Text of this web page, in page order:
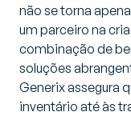
não se torna
um parceiro na
combinação de
soluções
Generix assegura
inventário até às